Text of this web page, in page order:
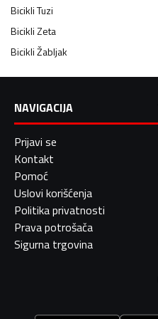
BicikliTuzi
BicikliZeta
BicikliŽabljak
NAVIGACIJA
Prijavi se
Kontakt
Pomoć
Uslovi korišćenja
Politika privatnosti
Prava potrošača
Sigurna trgovina